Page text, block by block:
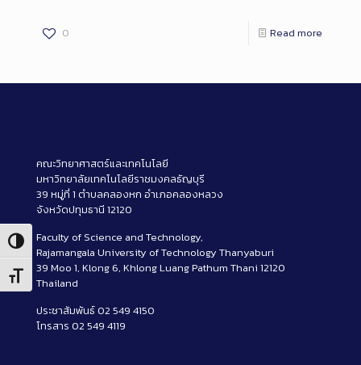
Toggle High Contrast
Toggle Font size
0 Read more
คณะวิทยาศาสตร์และเทคโนโลยี
มหาวิทยาลัยเทคโนโลยีราชมงคลธัญบุรี
39 หมู่ที่ 1 ตำบลคลองหก อำเภอคลองหลวง
จังหวัดปทุมธานี 12120
Faculty of Science and Technology,
Rajamangala University of Technology Thanyaburi
39 Moo 1, Klong 6, Khlong Luang Pathum Thani 12120
Thailand
ประชาสัมพันธ์ 02 549 4150
โทรสาร 02 549 4119